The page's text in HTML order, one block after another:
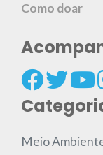
Como doar
Meio